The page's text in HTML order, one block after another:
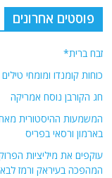
פוסטים אחרונים
זבח ברית*
כוחות קומנדו ומומחי
חג הקורבן נוסח אמריקה
המשמעות ההיסטורית
בארמון ורסאי בפריס
עוקפים את מיליציות
המהפכה בעיראק ורמז